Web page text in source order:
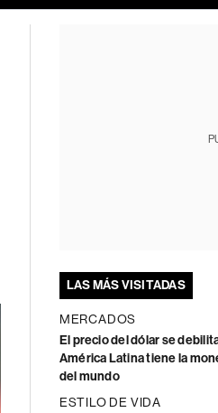
LAS MÁS VISITADAS
MERCADOS
El precio del dólar se
América Latina tiene la
del mundo
ESTILO DE VIDA